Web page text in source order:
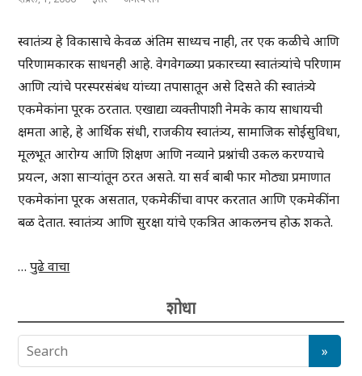
स्वातंत्र्य हे विकासाचे केवळ अंतिम साध्यच नाही, तर एक कळीचे आणि
परिणामकारक साधनही आहे. वेगवेगळ्या प्रकारच्या स्वातंत्र्यांचे परिणाम
आणि त्यांचे परस्परसंबंध यांच्या तपासातून असे दिसते की स्वातंत्र्ये
एकमेकांना पूरक ठरतात. एखाद्या व्यक्तीपाशी नेमके काय साधायची
क्षमता आहे, हे आर्थिक संधी, राजकीय स्वातंत्र्य, सामाजिक सोईसुविधा,
मूलभूत आरोग्य आणि शिक्षण आणि नव्याने प्रश्नांची उकल करण्याचे
प्रयत्न, अशा साऱ्यांतून ठरत असते. या सर्व बाबी फार मोठ्या प्रमाणात
एकमेकांना पूरक असतात, एकमेकींचा वापर करतात आणि एकमेकींना
बळ देतात. स्वातंत्र्य आणि सुरक्षा यांचे एकत्रित आकलनच होऊ शकते.
…पुढे वाचा
शोधा